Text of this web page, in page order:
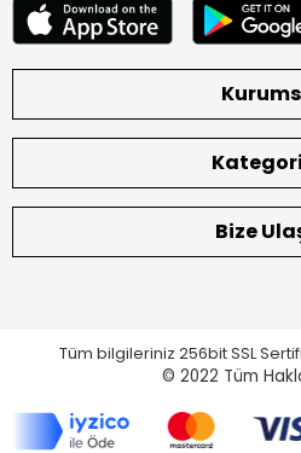
Bize
Tüm bilgileriniz 256bit SSL
© 2022 Tüm